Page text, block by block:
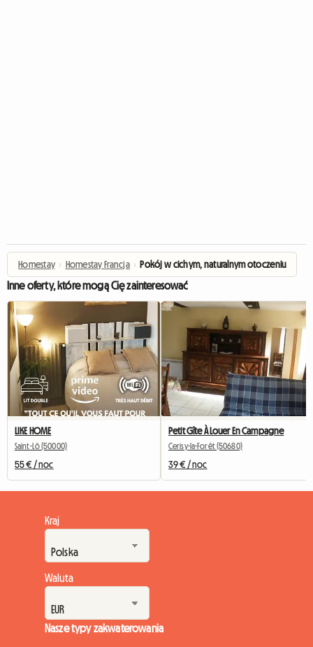
Homestay › Homestay Francja › Pokój w cichym, naturalnym otoczeniu
Inne oferty, które mogą Cię zainteresować
LIKE HOME
Saint-Lô (50000)
55 € / noc
Petit Gîte À Louer En Campagne
Cerisy-la-Forêt (50680)
39 € / noc
Kraj
Waluta
Nasze typy zakwaterowania